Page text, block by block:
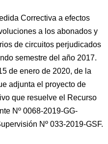
Correctiva a efectos
a los abonados y
de circuitos perjudicados
semestre del año 2017.
de enero de 2020, de la
adjunta el proyecto de
que resuelve el Recurso
Nº 0068-2019-GG-
Nº 033-2019-GSF.